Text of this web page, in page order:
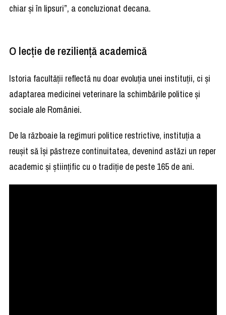
chiar și în lipsuri”, a concluzionat decana.
O lecție de reziliență academică
Istoria facultății reflectă nu doar evoluția unei instituții, ci și
adaptarea medicinei veterinare la schimbările politice și
sociale ale României.
De la războaie la regimuri politice restrictive, instituția a
reușit să își păstreze continuitatea, devenind astăzi un reper
academic și științific cu o tradiție de peste 165 de ani.